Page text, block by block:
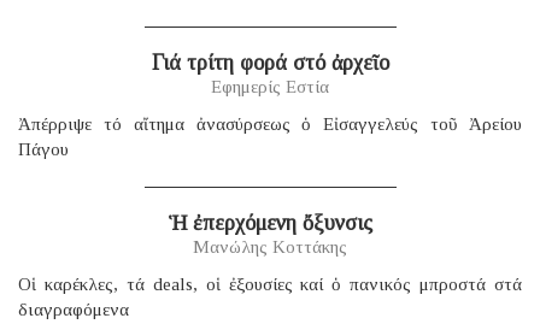
Γιά τρίτη φορά στό ἀρχεῖο
Εφημερίς Εστία
Ἀπέρριψε τό αἴτημα ἀνασύρσεως ὁ Εἰσαγγελεύς τοῦ Ἀρείου
Πάγου
Ἡ ἐπερχόμενη ὄξυνσις
Μανώλης Κοττάκης
Οἱ καρέκλες, τά deals, οἱ ἐξουσίες καί ὁ πανικός μπροστά στά
διαγραφόμενα